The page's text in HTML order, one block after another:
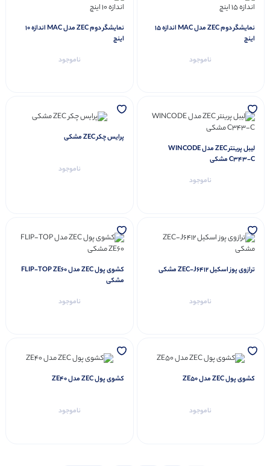
نمایشگر دوم ZEC مدل MAC اندازه 15
اینچ
ناموجود
نمایشگر دوم ZEC مدل MAC اندازه 10
اینچ
ناموجود
لیبل پرینتر ZEC مدل WINCODE
C343-C مشکی
ناموجود
پرایس چکر ZEC مشکی
ناموجود
ترازوی پوز اسکیل ZEC-J6412 مشکی
ناموجود
کشوی پول ZEC مدل FLIP-TOP ZE60
مشکی
ناموجود
کشوی پول ZEC مدل ZE50
ناموجود
کشوی پول ZEC مدل ZE40
ناموجود